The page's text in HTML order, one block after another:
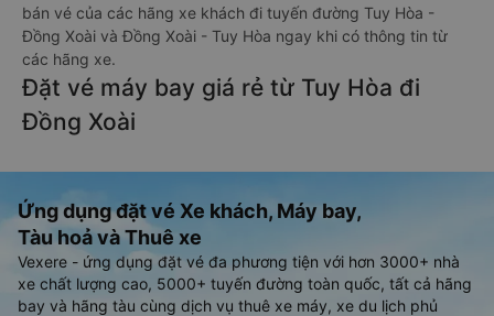
bán vé của các hãng xe khách đi tuyến đường Tuy Hòa -
Đồng Xoài và Đồng Xoài - Tuy Hòa ngay khi có thông tin từ
các hãng xe.
Đặt vé máy bay giá rẻ từ Tuy Hòa đi
Đồng Xoài
Ứng dụng đặt vé Xe khách, Máy bay,
Tàu hoả và Thuê xe
Vexere - ứng dụng đặt vé đa phương tiện với hơn 3000+ nhà
xe chất lượng cao, 5000+ tuyến đường toàn quốc, tất cả hãng
bay và hãng tàu cùng dịch vụ thuê xe máy, xe du lịch phủ